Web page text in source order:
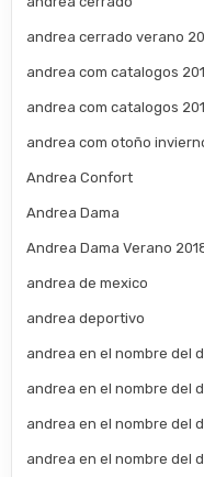
andrea cerrado verano
andrea com catalogos
andrea com catalogos
andrea com otoño
Andrea Confort
Andrea Dama
Andrea Dama Verano
andrea de mexico
andrea deportivo
andrea en el nombre del
andrea en el nombre del
andrea en el nombre del
andrea en el nombre del